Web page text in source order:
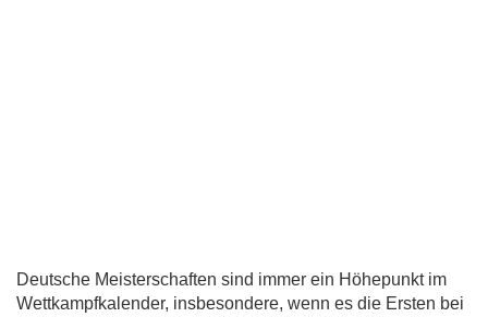
Deutsche Meisterschaften sind immer ein Höhepunkt im
Wettkampfkalender, insbesondere, wenn es die Ersten bei